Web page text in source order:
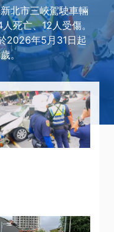
北市三峽駕駛車輛
死亡、12人受傷。
2026年5月31日起
。